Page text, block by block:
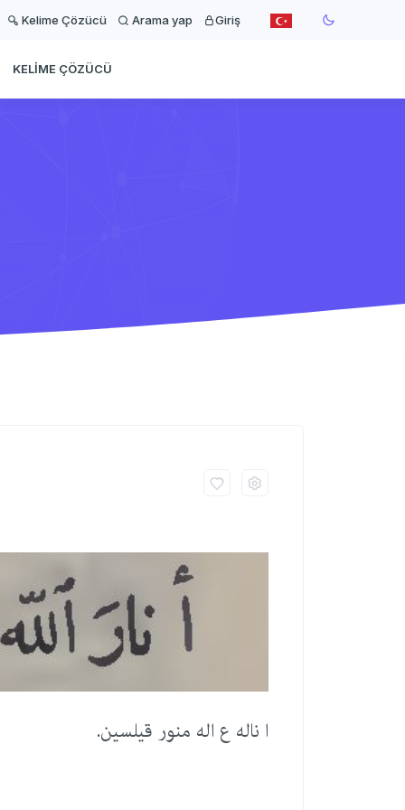
Kelime Çözücü Arama yap Giriş
KELIME ÇÖZÜCÜ
ا ناله ع اله منور قیلسین.